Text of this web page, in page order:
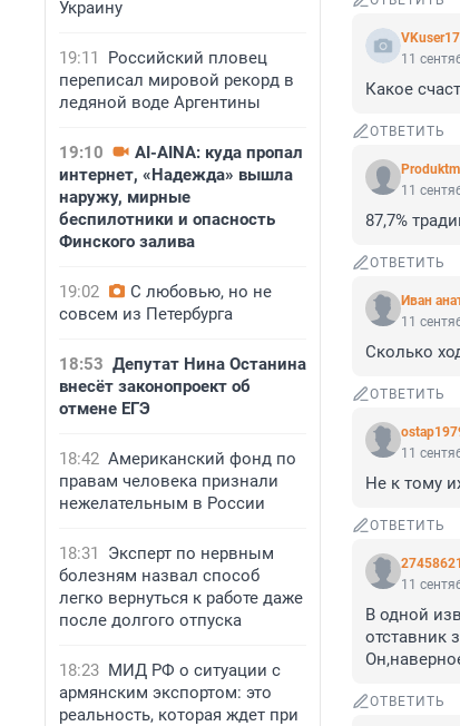
Украину
19:11
Российский пловец
переписал мировой рекорд в
ледяной воде Аргентины
19:10
AI-AINA: куда пропал
интернет, «Надежда» вышла
наружу, мирные
беспилотники и опасность
Финского залива
19:02
С любовью, но не
совсем из Петербурга
18:53 Депутат Нина Останина
внесёт законопроект об
отмене ЕГЭ
18:42 Американский фонд по
правам человека признали
нежелательным в России
18:31
Эксперт по нервным
болезням назвал способ
легко вернуться к работе даже
после долгого отпуска
18:23 МИД РФ о ситуации с
армянским экспортом: это
реальность, которая ждет при
11
Какое
ОТВЕТИТЬ
11
87,7%
ОТВЕТИТЬ
Иван
11
Сколько
ОТВЕТИТЬ
11
Не к тому
ОТВЕТИТЬ
11
В одной
отставник
ОТВЕТИТЬ